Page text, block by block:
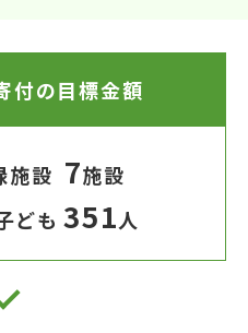
付の目標金額
施設 7施設
ども 351人